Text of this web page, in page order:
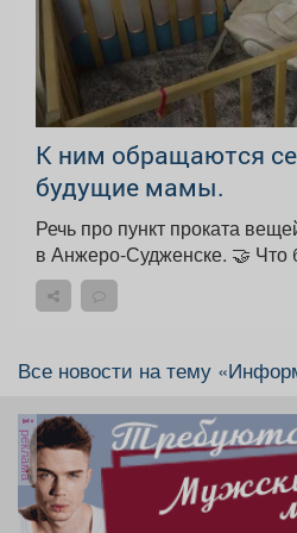
К ним обращаются
будущие мамы.
Речь про пункт проката
в
Все новости на тему
реклама